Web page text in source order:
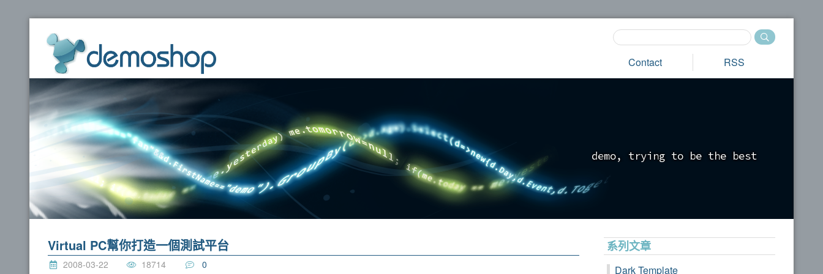
Contact RSS
demo, tryi ng to be the best
Virtual PC幫你打造一個測試平台
2008-03-22 18714 0
系列文章
Dark Template